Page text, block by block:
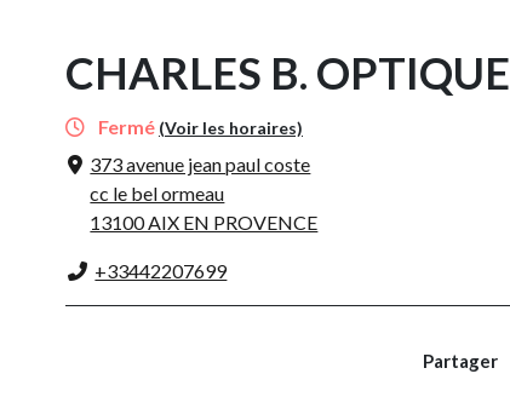
CHARLES B. OPTIQUE
Fermé (Voir les horaires)
373 avenue jean paul coste
cc le bel ormeau
13100 AIX EN PROVENCE
+33442207699
Partager